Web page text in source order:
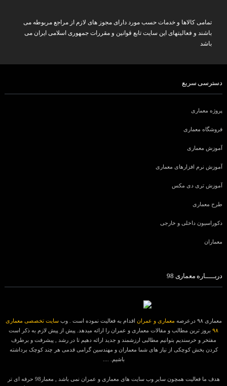
تمامی کالاها و خدمات حسب مورد دارای مجوز های لازم از مراجع مربوطه می
باشند و فعالیتهای این سایت تابع قوانین و مقررات جمهوری اسلامی ایران می
باشد
دسترسی سریع
پروژه معماری
فروشگاه معماری
آموزش معماری
آموزش نرم افزارهای معماری
آموزش تری دی مکس
طرح معماری
دکوراسیون داخلی و خارجی
معماران
دربـــــاره معماری 98
معماری ۹۸ درعرصه معماری و عمران اقدام به فعالیت نموده است . وبسایت تخصصی معماری
۹۸ بروز ترین مطالب و مقالات معماری و عمران را ارائه میدهد. پیش از پیش لازم به ذکر است
مفتخر و خرسندیم بتوانیم مطالبی ارزشمند و جدید ارائه دهیم تا در رشد , پیشرفت و برطرف
کردن بخش کوچکی از نیاز های شما معماران و مهندسین گرامی قدمی هر چند کوچک برداشته
باشیم. ....
هدف ما فعالیت همچون سایر وب سایت های معماری و عمران نمی باشد , معمار98 حرفه ای تر